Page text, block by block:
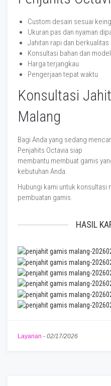
Custom desain sesuai
Ukuran pas dan nyaman
Jahitan rapi dan berkualitas
Konsultasi bahan dan model
Harga terjangkau
Pengerjaan tepat waktu
Konsultasi
Malang
Bagi Anda yang sedang
Penjahits Octavia siap
membantu membuat gamis
kebutuhan Anda.
Hubungi kami untuk konsultasi
pembuatan gamis.
HASIL
Layanan - 02/17/2026